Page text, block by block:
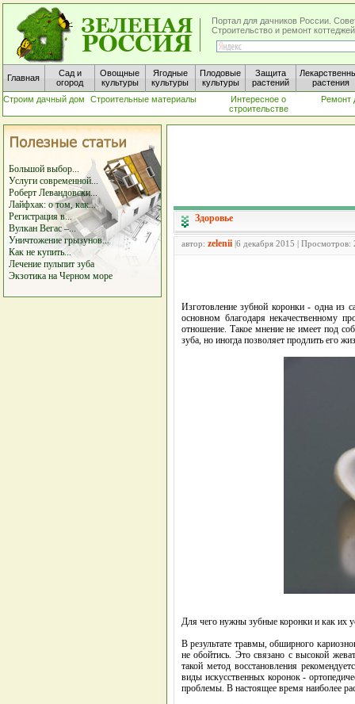
Портал для дачников России.
Строительство и ремонт
Главная
Сад и
огород
Овощные
культуры
Ягодные
культуры
Плодовые
культуры
Защита
растений
растения
Строим дачный дом
Строительные материалы
Интересное о
строительстве
Ремонт
Большой выбор...
Услуги современной...
Роберт Левандовски...
Лайфхак: о том, как...
Регистрация в...
Вулкан Вегас –...
Уничтожение грызунов...
Как не купить...
Лечение пульпит зуба
Экзотика на Черном море
Здоровье
автор: zelenii |6 декабря 2015 | Просмотров:
Изготовление зубной коронки - одна из
основном благодаря некачественному
отношение. Такое мнение не имеет под
зуба, но иногда позволяет продлить его
Для чего нужны зубные коронки и как их
В результате травмы, обширного
не обойтись. Это связано с высокой
такой метод восстановления
виды искусственных коронок -
проблемы. В настоящее время наиболее